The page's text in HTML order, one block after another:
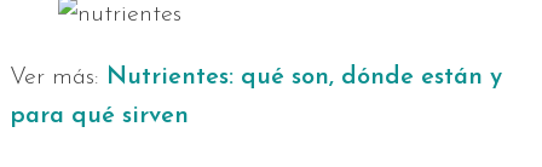
Ver más: Nutrientes: qué son, dónde están y
para qué sirven